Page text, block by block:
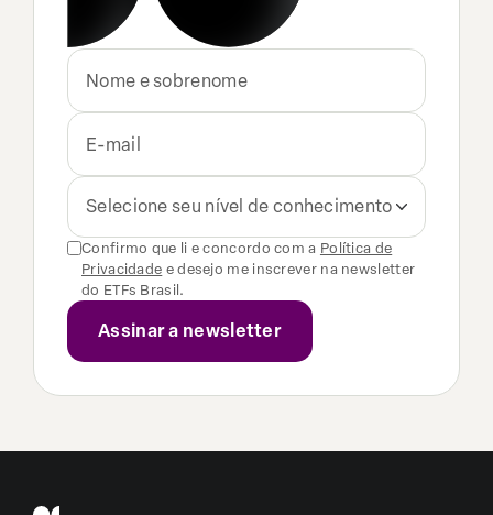
Selecione seu nível de conhecimento
Confirmo que li e concordo com a Política de
Privacidade e desejo me inscrever na newsletter
do ETFs Brasil.